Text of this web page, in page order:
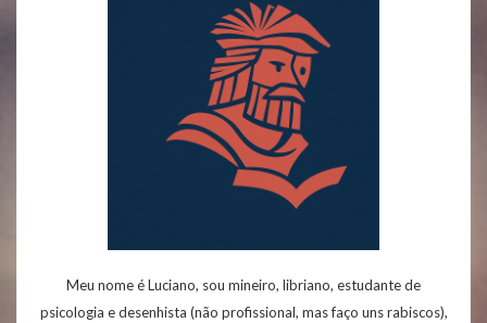
Meu nome é Luciano, sou mineiro, libriano, estudante de
psicologia e desenhista (não profissional, mas faço uns rabiscos),